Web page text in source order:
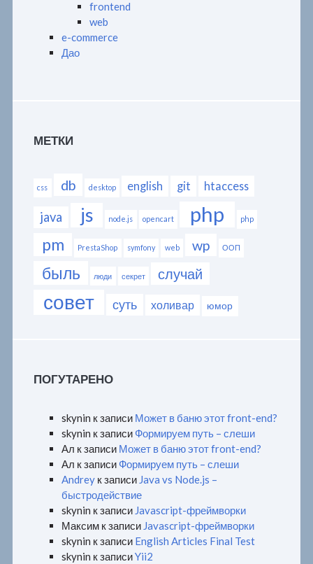
frontend
web
e-commerce
Дао
МЕТКИ
css db desktop english git htaccess
java js node.js opencart php php
pm PrestaShop symfony web wp ООП
быль люди секрет случай
совет суть холивар юмор
ПОГУТАРЕНО
skynin к записи Может в баню этот front-end?
skynin к записи Формируем путь – слеши
Ал к записи Может в баню этот front-end?
Ал к записи Формируем путь – слеши
Andrey к записи Java vs Node.js –
быстродействие
skynin к записи Javascript-фреймворки
Максим к записи Javascript-фреймворки
skynin к записи English Articles Final Test
skynin к записиYii2